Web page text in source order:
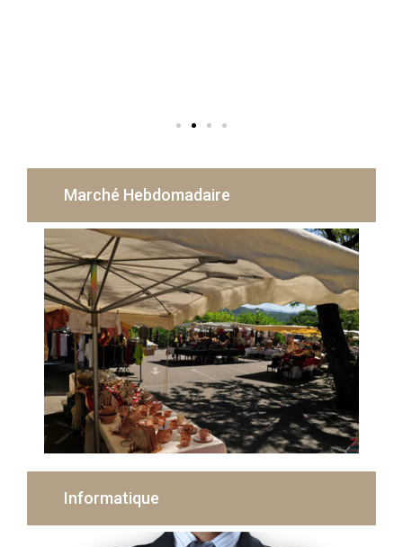
Marché Hebdomadaire
Informatique